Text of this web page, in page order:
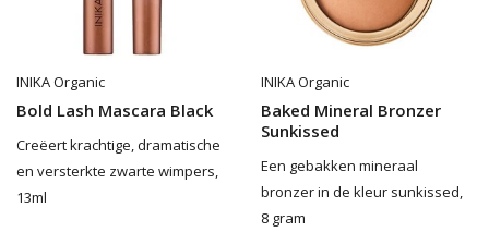
INIKA Organic
Bold Lash Mascara Black
Creëert krachtige, dramatische
en versterkte zwarte wimpers,
13ml
INIKA Organic
Baked Mineral Bronzer
Sunkissed
Een gebakken mineraal
bronzer in de kleur sunkissed,
8 gram